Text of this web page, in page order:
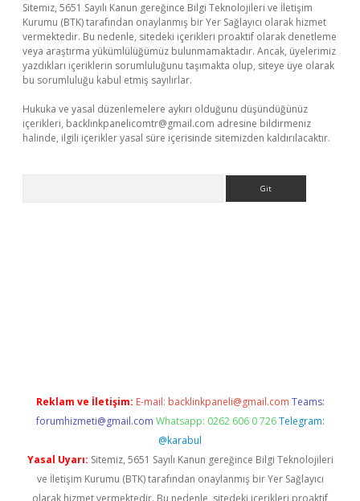
Sitemiz, 5651 Sayılı Kanun gereğince Bilgi Teknolojileri ve İletişim
Kurumu (BTK) tarafından onaylanmış bir Yer Sağlayıcı olarak hizmet
vermektedir. Bu nedenle, sitedeki içerikleri proaktif olarak denetleme
veya araştırma yükümlülüğümüz bulunmamaktadır. Ancak, üyelerimiz
yazdıkları içeriklerin sorumluluğunu taşımakta olup, siteye üye olarak
bu sorumluluğu kabul etmiş sayılırlar.
Hukuka ve yasal düzenlemelere aykırı olduğunu düşündüğünüz
içerikleri, backlinkpanelicomtr@gmail.com adresine bildirmeniz
halinde, ilgili içerikler yasal süre içerisinde sitemizden kaldırılacaktır.
Reklam ve İletişim: E-mail: backlinkpaneli@gmail.com Teams:
forumhizmeti@gmail.com Whatsapp: 0262 606 0 726 Telegram:
@karabul
Yasal Uyarı: Sitemiz, 5651 Sayılı Kanun gereğince Bilgi Teknolojileri
ve İletişim Kurumu (BTK) tarafından onaylanmış bir Yer Sağlayıcı
olarak hizmet vermektedir. Bu nedenle, sitedeki içerikleri proaktif